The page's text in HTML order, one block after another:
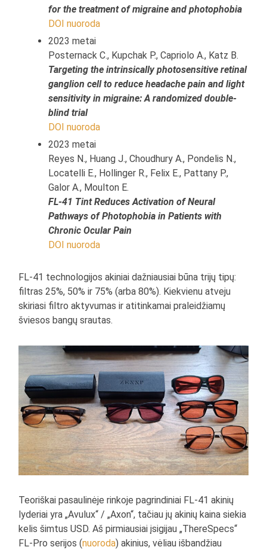
for the treatment of migraine and photophobia
DOI nuoroda
2023 metai
Posternack C., Kupchak P., Capriolo A., Katz B.
Targeting the intrinsically photosensitive retinal
ganglion cell to reduce headache pain and light
sensitivity in migraine: A randomized double-
blind trial
DOI nuoroda
2023 metai
Reyes N., Huang J., Choudhury A., Pondelis N.,
Locatelli E., Hollinger R., Felix E., Pattany P.,
Galor A., Moulton E.
FL-41 Tint Reduces Activation of Neural
Pathways of Photophobia in Patients with
Chronic Ocular Pain
DOI nuoroda
FL-41 technologijos akiniai dažniausiai būna trijų tipų:
filtras 25%, 50% ir 75% (arba 80%). Kiekvienu atveju
skiriasi filtro aktyvumas ir atitinkamai praleidžiamų
šviesos bangų srautas.
Teoriškai pasaulinėje rinkoje pagrindiniai FL-41 akinių
lyderiai yra „Avulux“ / „Axon“, tačiau jų akinių kaina siekia
kelis šimtus USD. Aš pirmiausiai įsigijau „ThereSpecs“
FL-Pro serijos (nuoroda) akinius, vėliau išbandžiau